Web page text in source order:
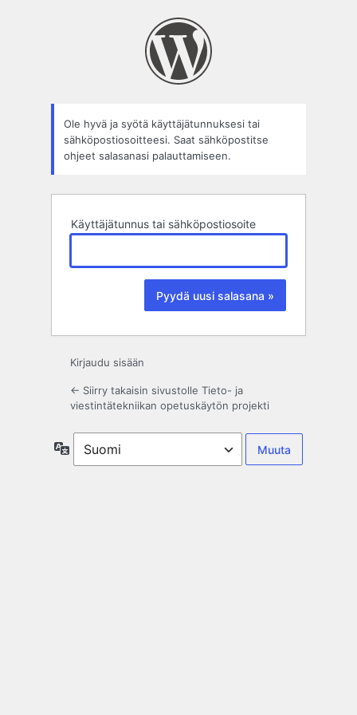
Ole hyvä ja syötä käyttäjätunnuksesi tai
sähköpostiosoitteesi. Saat sähköpostitse
ohjeet salasanasi palauttamiseen.
Käyttäjätunnus tai sähköpostiosoite
Kirjaudu sisään
← Siirry takaisin sivustolle Tieto- ja
viestintätekniikan opetuskäytön projekti
Kieli